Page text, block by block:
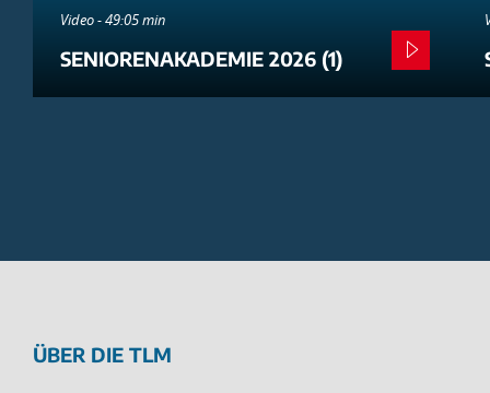
Video - 49:05 min
SENIORENAKADEMIE 2026 (1)
ÜBER DIE TLM